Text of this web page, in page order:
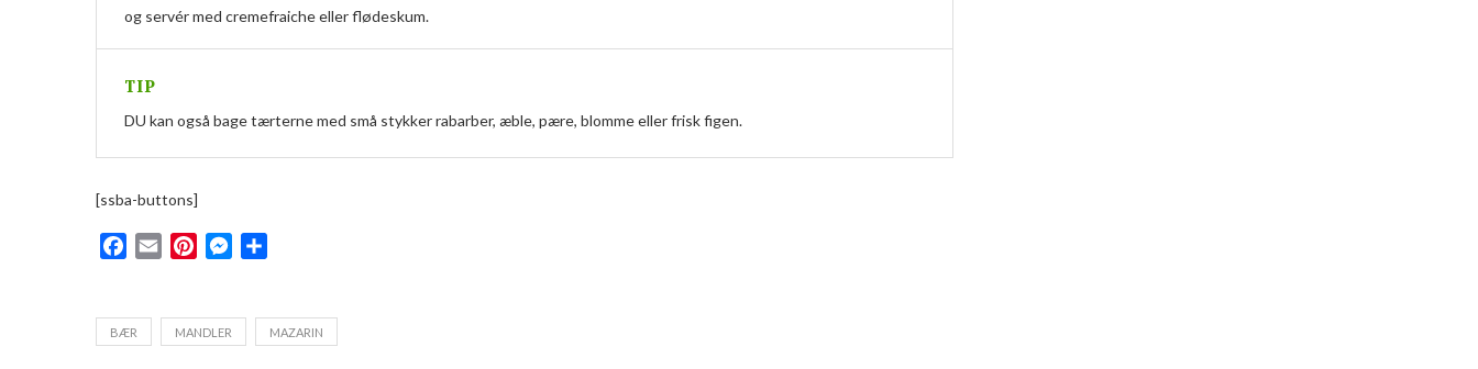
og servér med cremefraiche eller flødeskum.
TIP
DU kan også bage tærterne med små stykker rabarber, æble, pære, blomme eller frisk figen.
[ssba-buttons]
Facebook
Email PinterestMessenger
BÆR MANDLER MAZARIN